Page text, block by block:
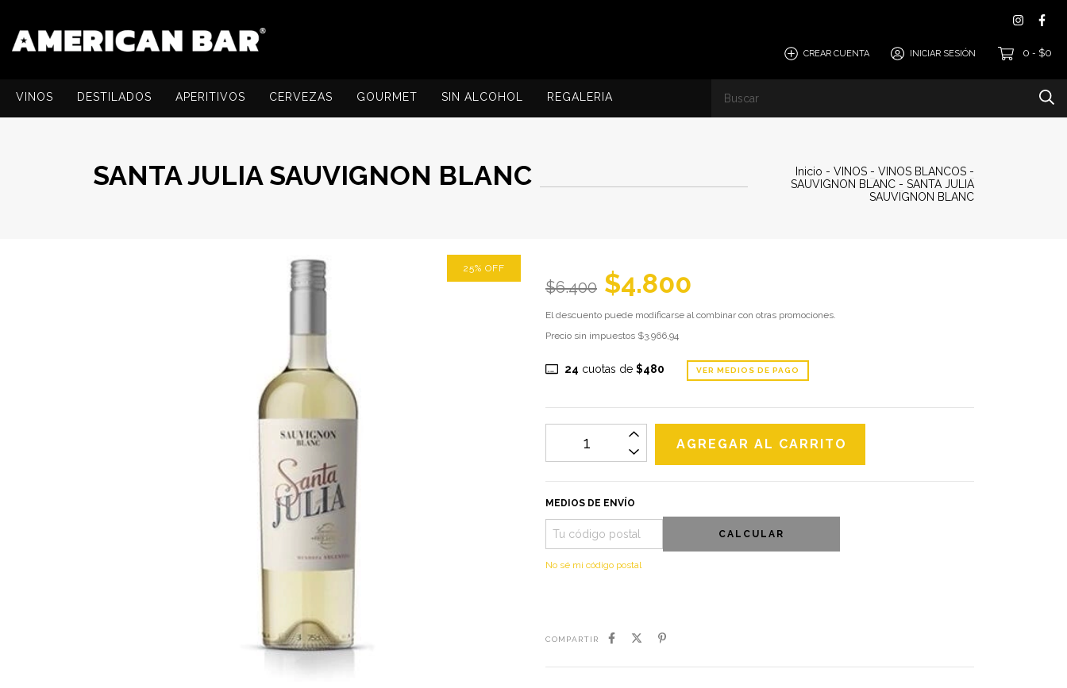
CREAR CUENTA INICIAR SESIÓN 0 - $0
VINOS DESTILADOS APERITIVOS CERVEZAS GOURMET SIN ALCOHOL REGALERIA
SANTA JULIA SAUVIGNON BLANC Inicio - VINOS - VINOS BLANCOS -
SAUVIGNON BLANC - SANTA JULIA
SAUVIGNON BLANC
25% OFF
$6.400 $4.800
El descuento puede modificarse al combinar con otras promociones.
Precio sin impuestos $3.966,94
24 cuotas de $480 VER MEDIOS DE PAGO
MEDIOS DE ENVÍO
CALCULAR
No sé mi código postal
COMPARTIR